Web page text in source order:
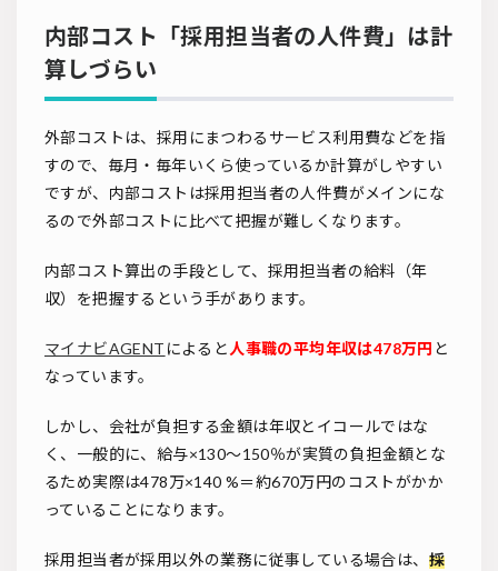
内部コスト「採用担当者の人件費」は計
算しづらい
外部コストは、採用にまつわるサービス利用費などを指
すので、毎月・毎年いくら使っているか計算がしやすい
ですが、内部コストは採用担当者の人件費がメインにな
るので外部コストに比べて把握が難しくなります。
内部コスト算出の手段として、採用担当者の給料（年
収）を把握するという手があります。
マイナビAGENT によると人事職の平均年収は478万円 と
なっています。
しかし、会社が負担する金額は年収とイコールではな
く、一般的に、給与×130～150％が実質の負担金額とな
るため実際は478万×140 %＝約670万円のコストがかか
っていることになります。
採用担当者が採用以外の業務に従事している場合は、 採